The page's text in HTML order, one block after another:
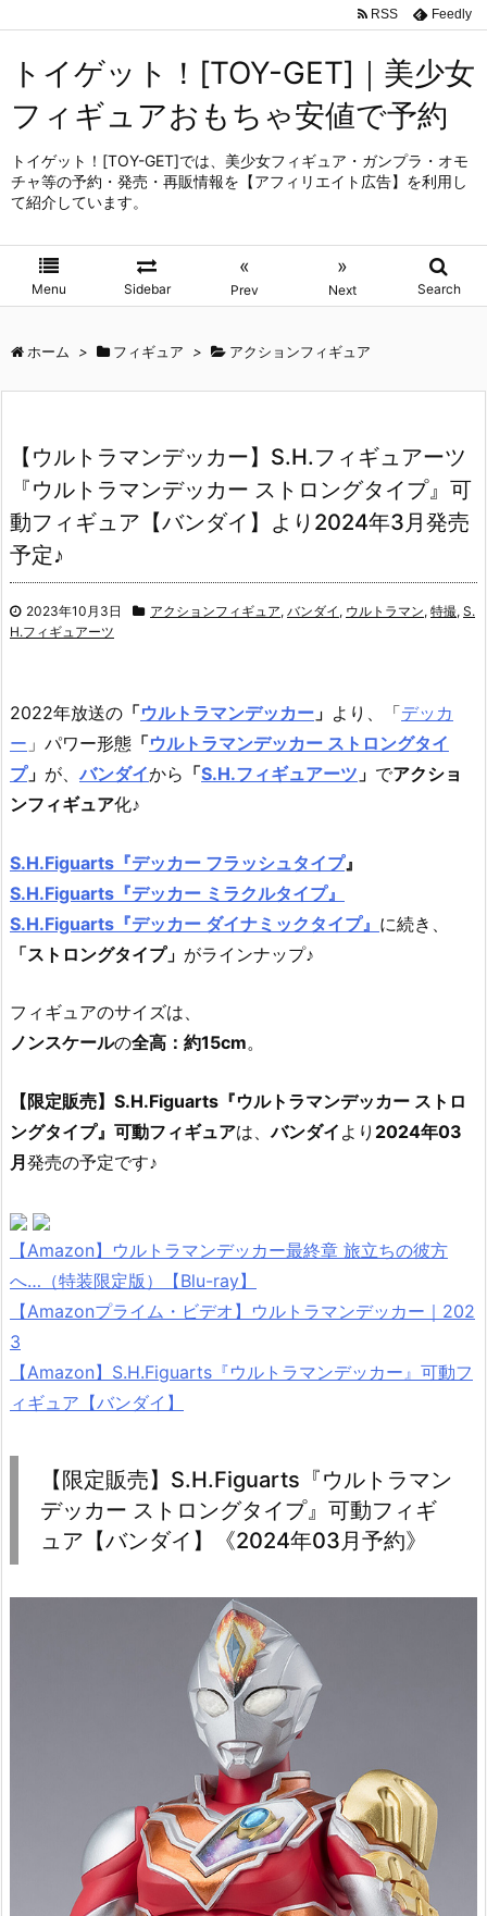
トイゲット！[TOY-GET]｜美少女
フィギュアおもちゃ安値で予約
トイゲット！[TOY-GET]では、美少女フィギュア・ガンプラ・オモ
チャ等の予約・発売・再販情報を【アフィリエイト広告】を利用し
て紹介しています。
Menu Sidebar
«
Prev
»
Next Search
RSS Feedly
ホーム > フィギュア > アクションフィギュア
【ウルトラマンデッカー】S.H.フィギュアーツ
『ウルトラマンデッカー ストロングタイプ』可
動フィギュア【バンダイ】より2024年3月発売
予定♪
2023年10月3日 アクションフィギュア, バンダイ , ウルトラマン, 特撮, S.
H.フィギュアーツ
2022年放送の 「ウルトラマンデッカー 」 より、「デッカ
ー 」パワー形態 「ウルトラマンデッカー ストロングタイ
プ」 が、バンダイから 「S.H.フィギュアーツ 」 でアクショ
ンフィギュア化♪
S.H.Figuarts『デッカー フラッシュタイプ』
S.H.Figuarts『デッカー ミラクルタイプ』
S.H.Figuarts『デッカー ダイナミックタイプ』 に続き、
「ストロングタイプ」 がラインナップ♪
フィギュアのサイズは、
ノンスケールの全高：約15cm。
【限定販売】S.H.Figuarts『ウルトラマンデッカー ストロ
ングタイプ』可動フィギュアは、バンダイ より 2024年03
月発売の予定です♪
【Amazon】ウルトラマンデッカー最終章 旅立ちの彼方
へ…（特装限定版）【Blu-ray】
【Amazonプライム・ビデオ】ウルトラマンデッカー｜202
3
【Amazon】S.H.Figuarts『ウルトラマンデッカー』可動フ
ィギュア【バンダイ】
【限定販売】S.H.Figuarts『ウルトラマン
デッカー ストロングタイプ』可動フィギ
ュア【バンダイ】《2024年03月予約》